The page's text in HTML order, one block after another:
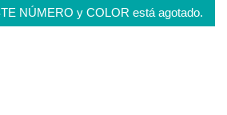
NÚMERO y COLOR está agotado.